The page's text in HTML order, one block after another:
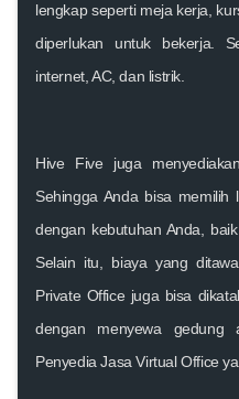
lengkap seperti meja kerja,
diperlukan untuk bekerja.
internet, AC, dan listrik.
Hive Five juga
Sehingga Anda bisa memilih
dengan kebutuhan Anda,
Selain itu, biaya yang
Private Office juga bisa
dengan menyewa gedung
Penyedia Jasa Virtual Office